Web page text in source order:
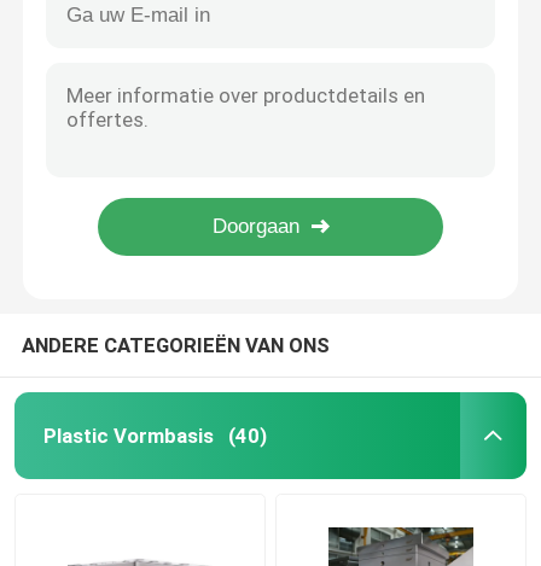
Speciale VormGrondplaten
ANDERE CATEGORIEËN VAN ONS
Plastic Vormbasis (40)